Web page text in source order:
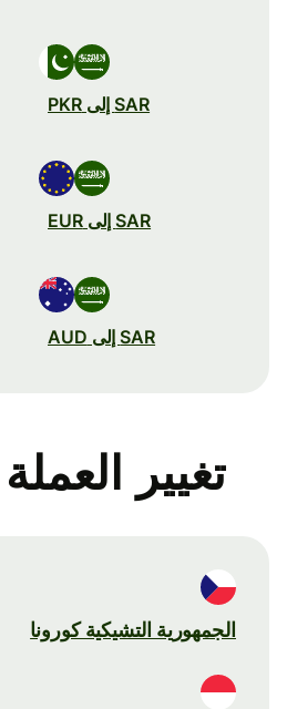
SAR إلى PKR
SAR إلى EUR
SAR إلى AUD
تغيير
الجمهورية التشيكية كورونا